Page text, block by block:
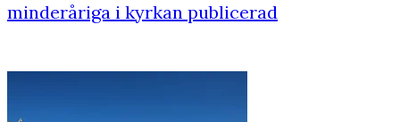
minderåriga i kyrkan publicerad